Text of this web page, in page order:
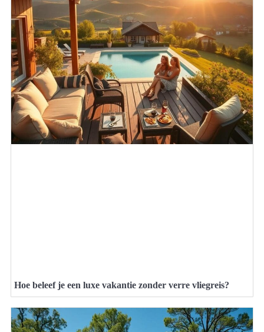
Hoe beleef je een luxe vakantie zonder verre vliegreis?